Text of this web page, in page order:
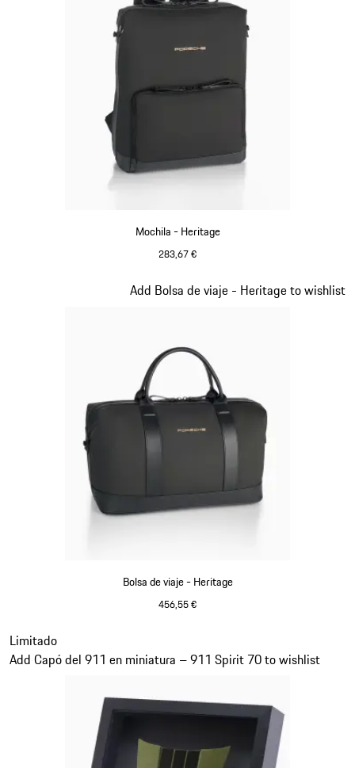
Mochila - Heritage
283,67 €
Bolsa de viaje - Heritage
456,55 €
Add Bolsa de viaje - Heritage to wishlist
Limitado
Add Capó del 911 en miniatura – 911 Spirit 70 to wishlist
Diapositiva 11 de 20